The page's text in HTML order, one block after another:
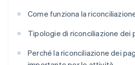
Come funziona la
Tipologie di riconciliazione dei
Perché la riconciliazione dei